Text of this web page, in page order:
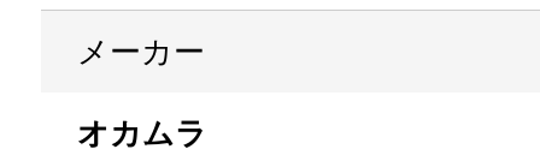
メーカー
オカムラ